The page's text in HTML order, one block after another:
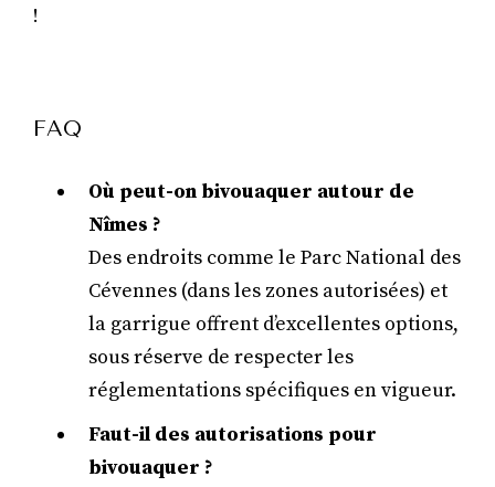
!
FAQ
Où peut-on bivouaquer autour de
Nîmes ?
Des endroits comme le Parc National des
Cévennes (dans les zones autorisées) et
la garrigue offrent d’excellentes options,
sous réserve de respecter les
réglementations spécifiques en vigueur.
Faut-il des autorisations pour
bivouaquer ?